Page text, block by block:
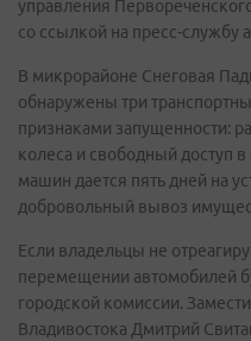
управления
со ссылкой на пресс-службу
В микрорайоне Снеговая
обнаружены три
признаками запущенности:
колеса и свободный доступ
машин дается пять дней на
добровольный вывоз
Если владельцы не
перемещении автомобилей
городской комиссии.
Владивостока Дмитрий